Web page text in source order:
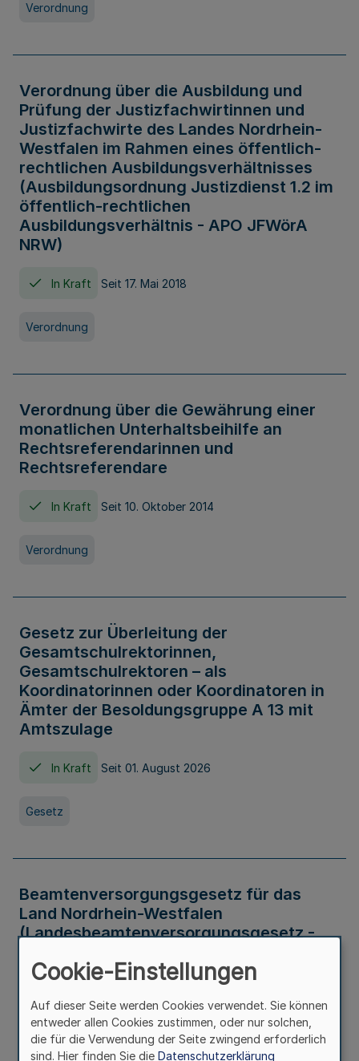
Verordnung
Verordnung über die Ausbildung und
Prüfung der Justizfachwirtinnen und
Justizfachwirte des Landes Nordrhein-
Westfalen im Rahmen eines öffentlich-
rechtlichen Ausbildungsverhältnisses
(Ausbildungsordnung Justizdienst 1.2 im
öffentlich-rechtlichen
Ausbildungsverhältnis - APO JFWörA
NRW)
In Kraft Seit 17. Mai 2018
Verordnung
Verordnung über die Gewährung einer
monatlichen Unterhaltsbeihilfe an
Rechtsreferendarinnen und
Rechtsreferendare
In Kraft Seit 10. Oktober 2014
Verordnung
Gesetz zur Überleitung der
Gesamtschulrektorinnen,
Gesamtschulrektoren – als
Koordinatorinnen oder Koordinatoren in
Ämter der Besoldungsgruppe A 13 mit
Amtszulage
In Kraft Seit 01. August 2026
Gesetz
Beamtenversorgungsgesetz für das
Land Nordrhein-Westfalen
(Landesbeamtenversorgungsgesetz -
Gesetz
Cookie-Einstellungen
Auf dieser Seite werden Cookies verwendet. Sie können
entweder allen Cookies zustimmen, oder nur solchen,
die für die Verwendung der Seite zwingend erforderlich
sind. Hier finden Sie die Datenschutzerklärung